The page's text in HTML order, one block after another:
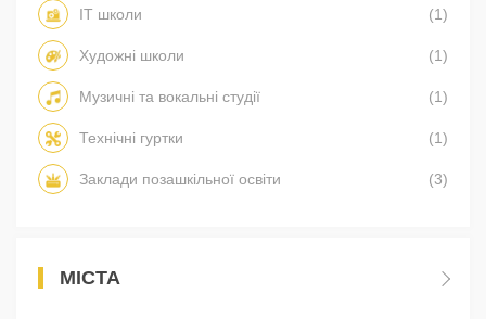
IT школи (1)
Художні школи (1)
Музичні та вокальні студії (1)
Технічні гуртки (1)
Заклади позашкільної освіти (3)
МІСТА